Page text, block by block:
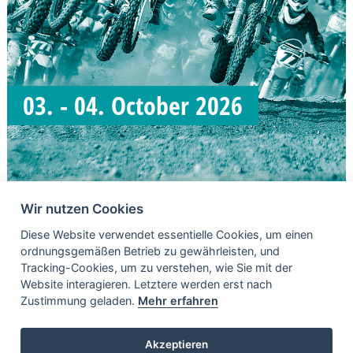
03. - 04. October 2026
WEITERE INHALTE
Wir nutzen Cookies
Diese Website verwendet essentielle Cookies, um einen
ordnungsgemäßen Betrieb zu gewährleisten, und
Tracking-Cookies, um zu verstehen, wie Sie mit der
Website interagieren. Letztere werden erst nach
Zustimmung geladen. Mehr erfahren
Akzeptieren